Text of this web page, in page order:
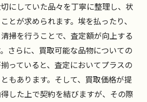
にしていた品々を丁寧に整理し、状
とが求められます。埃を払ったり、
掃を行うことで、査定額が向上する
さらに、買取可能な品物についての
っていると、査定においてプラスの
もあります。そして、買取価格が提
した上で契約を結びますが、その際